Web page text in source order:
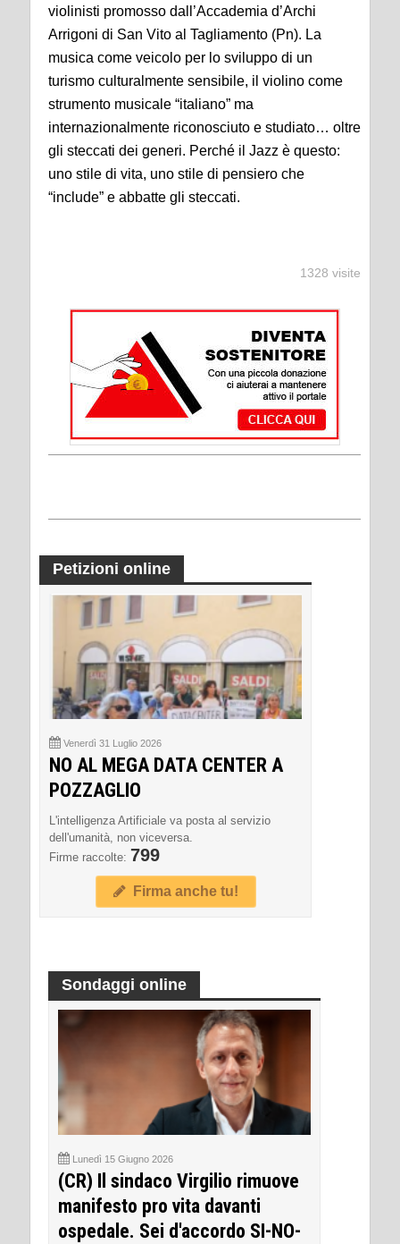
violinisti promosso dall’Accademia d’Archi
Arrigoni di San Vito al Tagliamento (Pn). La
musica come veicolo per lo sviluppo di un
turismo culturalmente sensibile, il violino come
strumento musicale “italiano” ma
internazionalmente riconosciuto e studiato… oltre
gli steccati dei generi. Perché il Jazz è questo:
uno stile di vita, uno stile di pensiero che
“include” e abbatte gli steccati.
1328 visite
Petizioni online
Venerdì 31 Luglio 2026
NO AL MEGA DATA CENTER A
POZZAGLIO
L'intelligenza Artificiale va posta al servizio
dell'umanità, non viceversa.
Firme raccolte: 799
Firma anche tu!
Sondaggi online
Lunedì 15 Giugno 2026
(CR) Il sindaco Virgilio rimuove
manifesto pro vita davanti
ospedale. Sei d'accordo SI-NO-